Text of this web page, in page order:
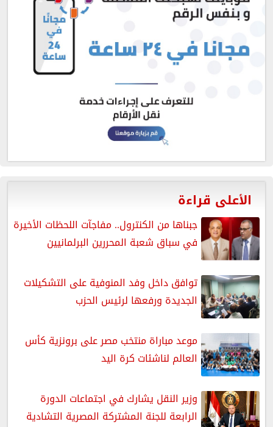
الأعلى قراءة
جبناها من الكنترول.. مفاجآت اللحظات الأخيرة
في سباق شعبة المحررين البرلمانيين
توافق داخل وفد المنوفية على التشكيلات
الجديدة ورفعها لرئيس الحزب
موعد مباراة منتخب مصر على برونزية كأس
العالم لناشئات كرة اليد
وزير النقل يشارك في اجتماعات الدورة
الرابعة للجنة المشتركة المصرية التشادية